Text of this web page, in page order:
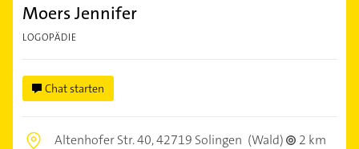
Moers Jennifer
LOGOPÄDIE
Chat starten
Altenhofer Str. 40,42719 Solingen (Wald)
2 km